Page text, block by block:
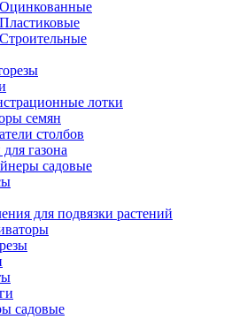
Оцинкованные
Пластиковые
Строительные
лотки
семян
столбов
газона
садовые
для подвязки растений
садовые